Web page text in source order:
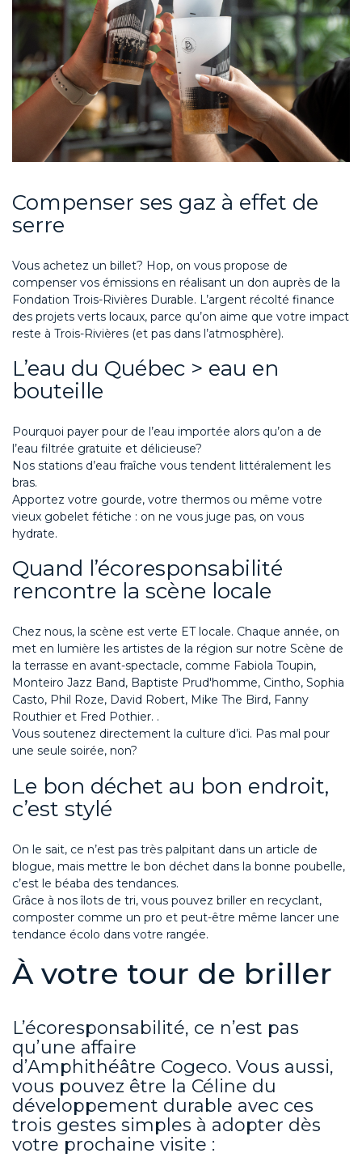
Compenser ses gaz à effet de
serre
Vous achetez un billet? Hop, on vous propose de
compenser vos émissions en réalisant un don auprès de la
Fondation Trois-Rivières Durable. L’argent récolté finance
des projets verts locaux, parce qu’on aime que votre impact
reste à Trois-Rivières (et pas dans l’atmosphère).
L’eau du Québec > eau en
bouteille
Pourquoi payer pour de l’eau importée alors qu’on a de
l’eau filtrée gratuite et délicieuse?
Nos stations d’eau fraîche vous tendent littéralement les
bras.
Apportez votre gourde, votre thermos ou même votre
vieux gobelet fétiche : on ne vous juge pas, on vous
hydrate.
Quand l’écoresponsabilité
rencontre la scène locale
Chez nous, la scène est verte ET locale. Chaque année, on
met en lumière les artistes de la région sur notre Scène de
la terrasse en avant-spectacle, comme Fabiola Toupin,
Monteiro Jazz Band, Baptiste Prud'homme, Cintho, Sophia
Casto, Phil Roze, David Robert, Mike The Bird, Fanny
Routhier et Fred Pothier. .
Vous soutenez directement la culture d’ici. Pas mal pour
une seule soirée, non?
Le bon déchet au bon endroit,
c’est stylé
On le sait, ce n’est pas très palpitant dans un article de
blogue, mais mettre le bon déchet dans la bonne poubelle,
c’est le béaba des tendances.
Grâce à nos îlots de tri, vous pouvez briller en recyclant,
composter comme un pro et peut-être même lancer une
tendance écolo dans votre rangée.
À votre tour de briller
L’écoresponsabilité, ce n’est pas
qu’une affaire
d’Amphithéâtre Cogeco. Vous aussi,
vous pouvez être la Céline du
développement durable avec ces
trois gestes simples à adopter dès
votre prochaine visite :